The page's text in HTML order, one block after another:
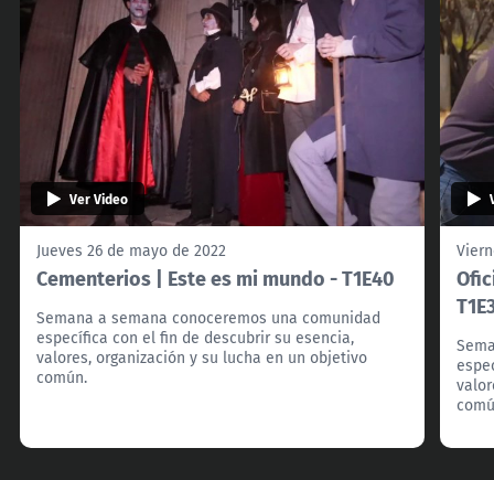
Ver Video
Jueves 26 de mayo de 2022
Cementerios | Este es mi mundo - T1E40
Semana a semana conoceremos una comunidad
específica con el fin de descubrir su esencia,
valores, organización y su lucha en un objetivo
común.